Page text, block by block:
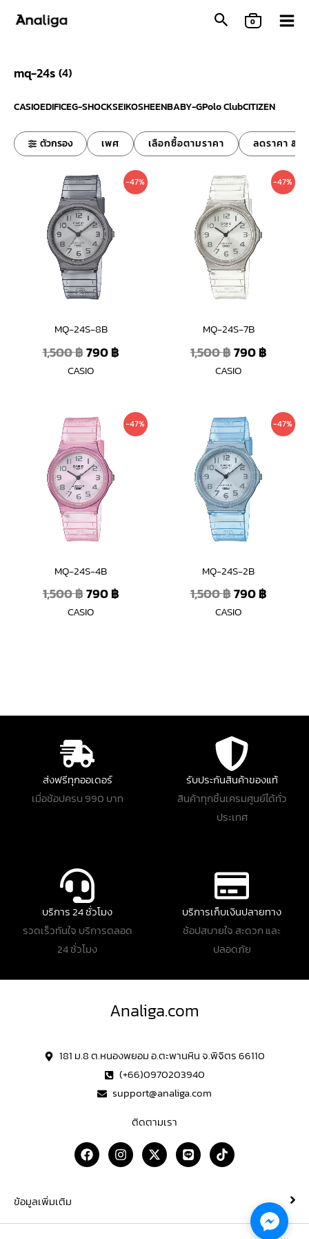
0
mq-24s (4)
CASIOEDIFICEG-SHOCKSEIKOSHEENBABY-GPolo ClubCITIZEN
ตัวกรอง เพศ เลือกซื้อตามราคา ลดราคา &
-47%
MQ-24S-8B
1,500฿
Original
price
was:
1,500 ฿.
790฿
Current
price
CASIO
-47%
MQ-24S-7B
1,500฿
Original
price
was:
1,500 ฿.
790฿
price
CASIO
-47%
MQ-24S-4B
1,500฿
Original
price
was:
1,500 ฿.
790฿
Current
price
CASIO
-47%
MQ-24S-2B
1,500฿
Original
price
was:
1,500 ฿.
790฿
price
CASIO
ส่งฟรีทุกออเดอร์
เมื่อช้อปครบ 990 บาท
รับประกันสินค้าของแท้
สินค้าทุกชิ้นเครมศูนย์ได้ทั่ว
ประเทศ
บริการ 24 ชั่วโมง
รวดเร็วทันใจ บริการตลอด
24 ชั่วโมง
บริการเก็บเงินปลายทาง
ช้อปสบายใจ สะดวก และ
ปลอดภัย
Analiga.com
181 ม.8 ต.หนองพยอม อ.ตะพานหิน จ.พิจิตร 66110
(+66)0970203940
support@analiga.com
ติดตามเรา
F
a
c
o
I
n
s
r
X
-
t
t
L
i
n
T
i
k
ข้อมูลเพิ่มเติม